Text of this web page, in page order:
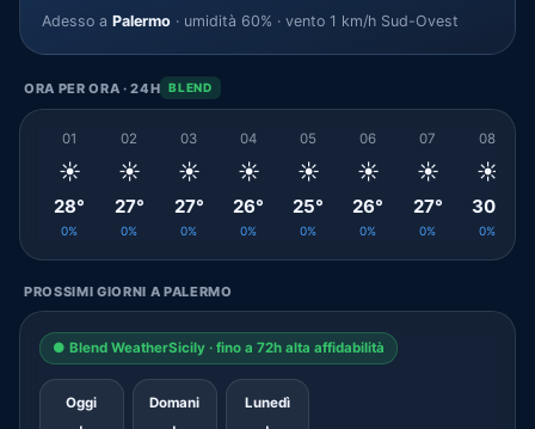
Adesso a Palermo · umidità 60% · vento 1 km/h Sud-Ovest
ORA PER ORA · 24H BLEND
01
☀️
28°
0%
02
☀️
27°
0%
03
☀️
27°
0%
04
☀️
26°
0%
05
☀️
25°
0%
06
☀️
26°
0%
07
☀️
27°
0%
08
☀️
30°
0%
PROSSIMI GIORNI A PALERMO
● Blend WeatherSicily · fino a 72h alta affidabilità
Oggi Domani Lunedì